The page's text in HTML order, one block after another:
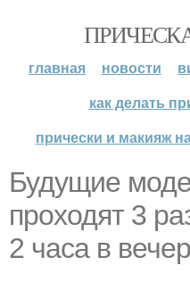
главная новости
как делать
прически и макияж
Будущие
проходят 3
2 часа в